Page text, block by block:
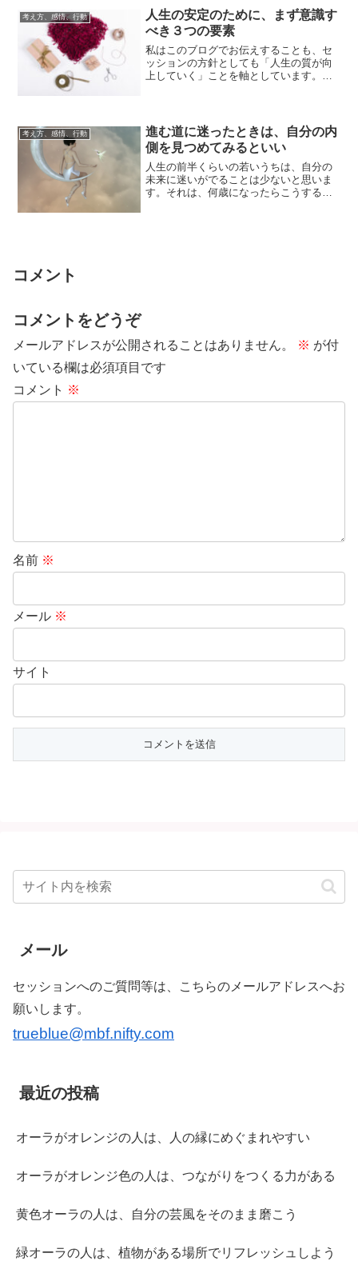
考え方、感情、行動
人生の安定のために、まず意識す
べき３つの要素
私はこのブログでお伝えすることも、セ
ッションの方針としても「人生の質が向
上していく」ことを軸としています。そ
考え方、感情、行動
進む道に迷ったときは、自分の内
側を見つめてみるといい
人生の前半くらいの若いうちは、自分の
未来に迷いがでることは少ないと思いま
す。それは、何歳になったらこうすると
コメント
コメントをどうぞ
メールアドレスが公開されることはありません。 ※ が付
いている欄は必須項目です
コメント ※
名前 ※
メール ※
サイト
メール
セッションへのご質問等は、こちらのメールアドレスへお
願いします。
trueblue@mbf.nifty.com
最近の投稿
オーラがオレンジの人は、人の縁にめぐまれやすい
オーラがオレンジ色の人は、つながりをつくる力がある
黄色オーラの人は、自分の芸風をそのまま磨こう
緑オーラの人は、植物がある場所でリフレッシュしよう